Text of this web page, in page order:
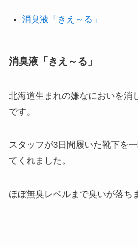
消臭液「きえ～る」
消臭液「きえ～る」
北海道生まれの嫌なにおいを消
です。
スタッフが3日間履いた靴下を
てくれました。
ほぼ無臭レベルまで臭いが落ち